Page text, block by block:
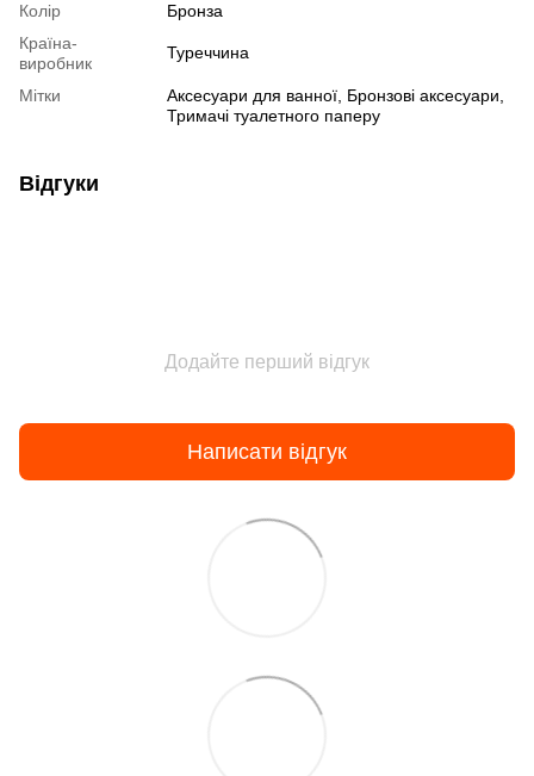
Колір
Бронза
Країна-
виробник
Туреччина
Мітки
Аксесуари для ванної, Бронзові аксесуари,
Тримачі туалетного паперу
Відгуки
Додайте перший відгук
Написати відгук